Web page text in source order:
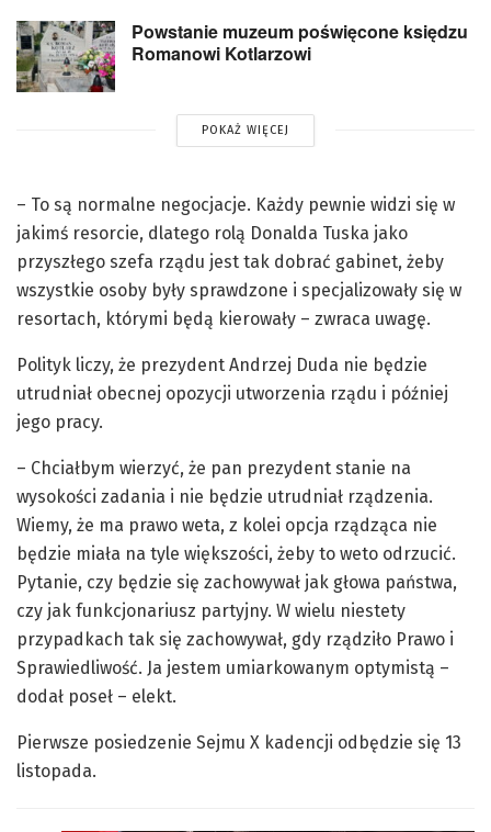
Powstanie muzeum poświęcone księdzu
Romanowi Kotlarzowi
POKAŻ WIĘCEJ
– To są normalne negocjacje. Każdy pewnie widzi się w
jakimś resorcie, dlatego rolą Donalda Tuska jako
przyszłego szefa rządu jest tak dobrać gabinet, żeby
wszystkie osoby były sprawdzone i specjalizowały się w
resortach, którymi będą kierowały – zwraca uwagę.
Polityk liczy, że prezydent Andrzej Duda nie będzie
utrudniał obecnej opozycji utworzenia rządu i później
jego pracy.
– Chciałbym wierzyć, że pan prezydent stanie na
wysokości zadania i nie będzie utrudniał rządzenia.
Wiemy, że ma prawo weta, z kolei opcja rządząca nie
będzie miała na tyle większości, żeby to weto odrzucić.
Pytanie, czy będzie się zachowywał jak głowa państwa,
czy jak funkcjonariusz partyjny. W wielu niestety
przypadkach tak się zachowywał, gdy rządziło Prawo i
Sprawiedliwość. Ja jestem umiarkowanym optymistą –
dodał poseł – elekt.
Pierwsze posiedzenie Sejmu X kadencji odbędzie się 13
listopada.